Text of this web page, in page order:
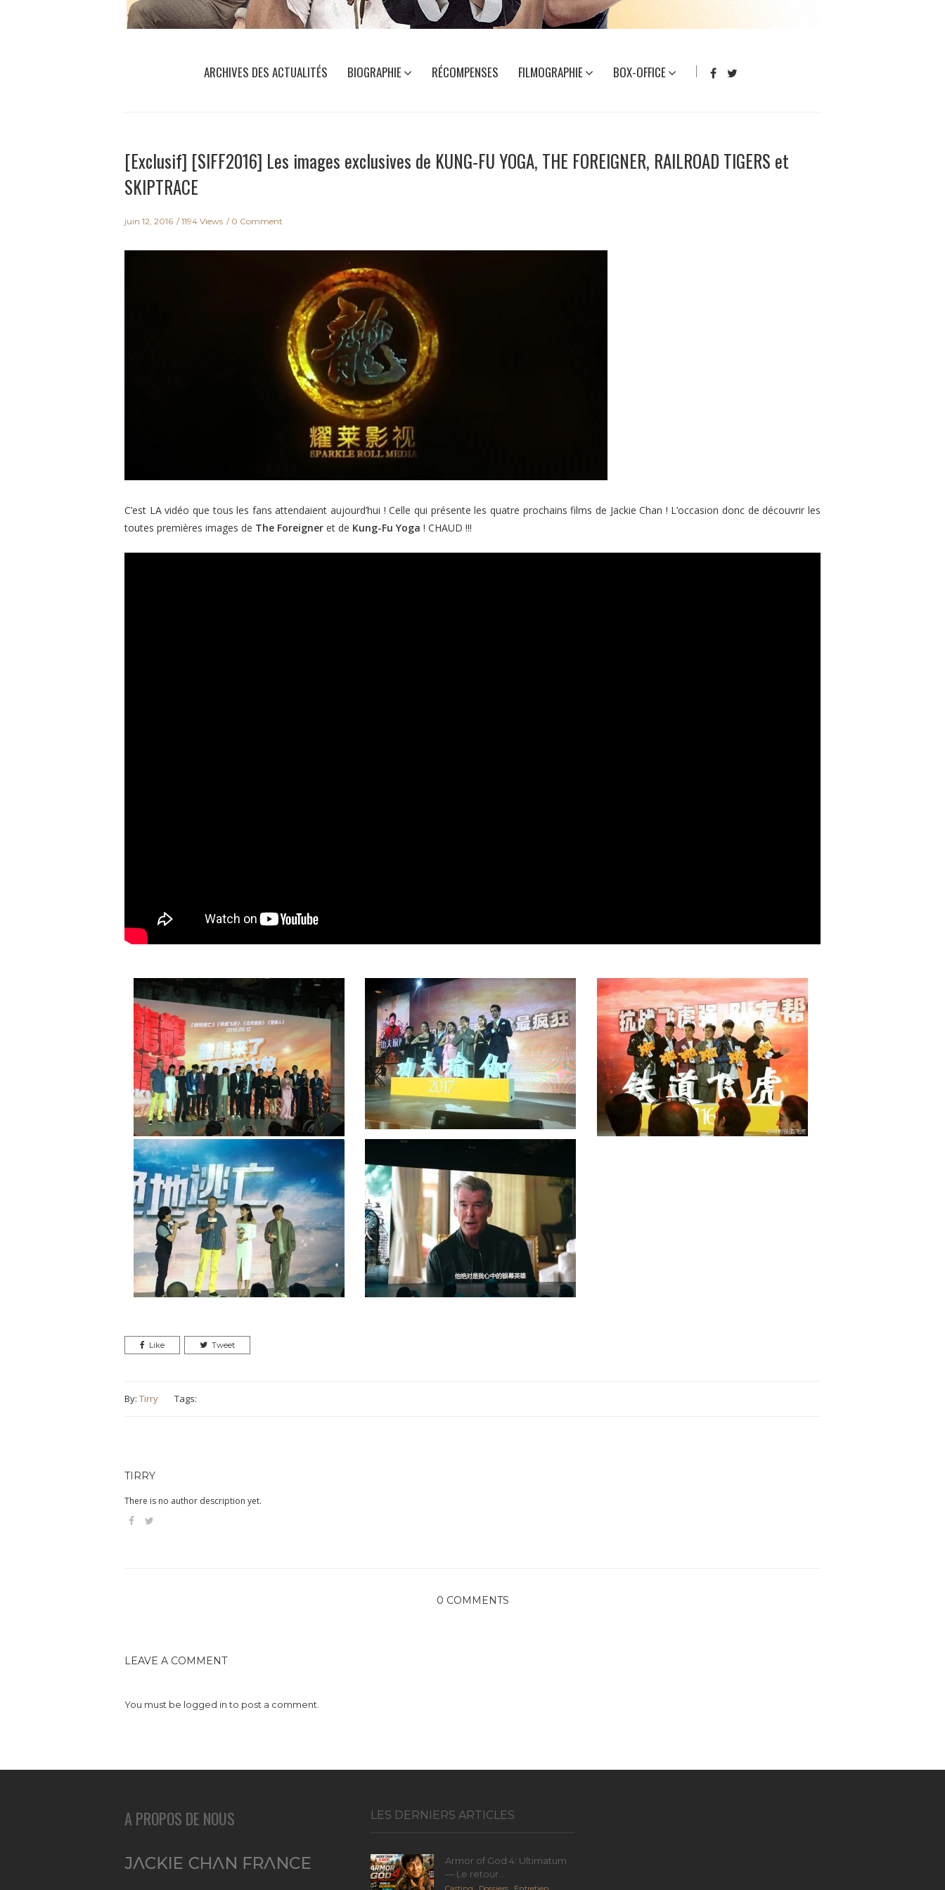
ARCHIVES DES ACTUALITÉS BIOGRAPHIE RÉCOMPENSES FILMOGRAPHIE BOX-OFFICE
[Exclusif] [SIFF2016] Les images exclusives de KUNG-FU YOGA, THE FOREIGNER, RAILROAD TIGERS et
SKIPTRACE
juin 12, 2016 1194 Views 0 Comment
C’est LA vidéo que tous les fans attendaient aujourd’hui ! Celle qui présente les quatre prochains films de Jackie Chan ! L’occasion donc de découvrir les
toutes premières images de The Foreigner et de Kung-Fu Yoga ! CHAUD !!!
Like Tweet
By: Tirry Tags:
TIRRY
There is no author description yet.
0 COMMENTS
LEAVE A COMMENT
You must be logged into post a comment.
A PROPOS DE NOUS LES DERNIERS ARTICLES
Armor of God 4: Ultimatum
— Le retour...